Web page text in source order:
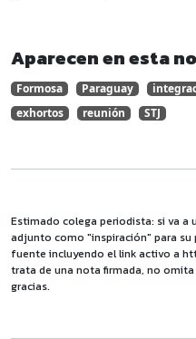
Aparecen en esta
Formosa Paraguay
exhortos
reunión STJ
Estimado colega periodista: si va
adjunto como "inspiración" para
fuente incluyendo el link activo a
trata de una nota firmada, no
gracias.